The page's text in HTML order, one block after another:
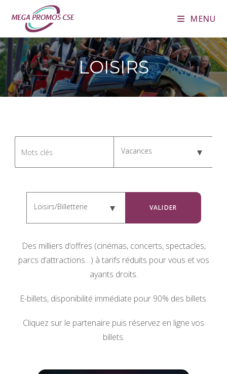
MENU
LOISIRS
Vacances
Loisirs/Billetterie
Des milliers d’offres (cinémas, concerts, spectacles,
parcs d’attractions…) à tarifs réduits pour vous et vos
ayants droits.
E-billets, disponibilité immédiate pour 90% des billets.
Cliquez sur le partenaire puis réservez en ligne vos
billets.